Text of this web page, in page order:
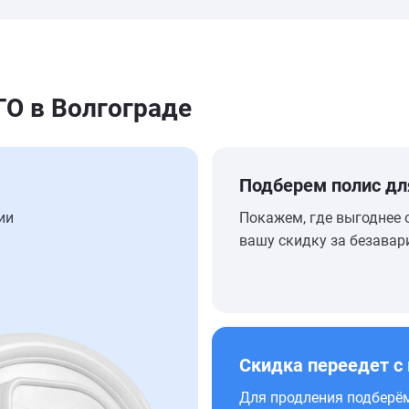
в Волгограде
Подберем полис
Покажем, где выгоднее
вашу скидку за
Скидка переедет с
Для продления